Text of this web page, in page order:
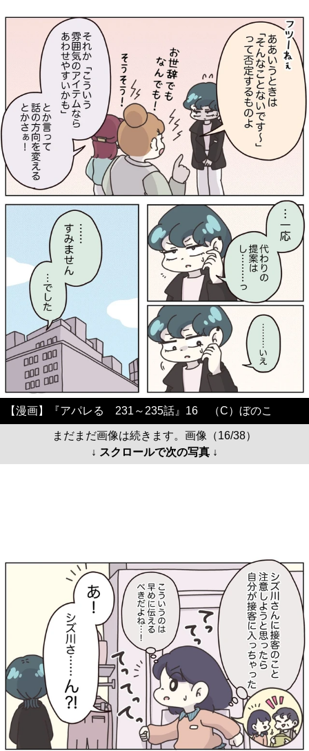
【漫画】『アパレる 231～235話』16 （C）ぼのこ
まだまだ画像は続きます。画像（16/38）
↓ スクロールで次の写真 ↓